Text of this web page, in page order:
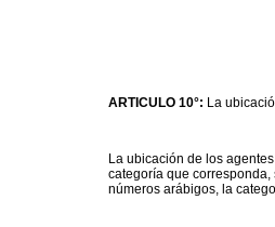
ARTICULO 10°: La
La ubicación de los
categoría que
números arábigos, la